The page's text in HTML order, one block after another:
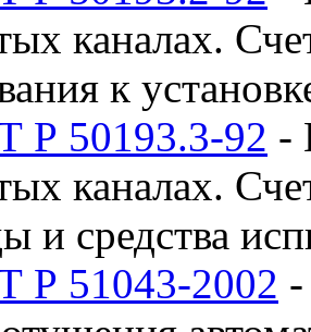
каналах.
к
Р 50193.3-92 -
каналах.
и средства
Р 51043-2002